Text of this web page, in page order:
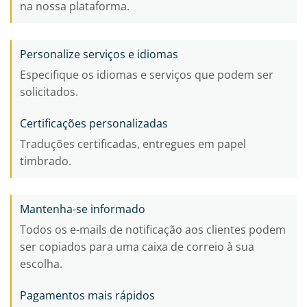
na nossa plataforma.
Personalize serviços e idiomas
Especifique os idiomas e serviços que podem ser
solicitados.
Certificações personalizadas
Traduções certificadas, entregues em papel
timbrado.
Mantenha-se informado
Todos os e-mails de notificação aos clientes podem
ser copiados para uma caixa de correio à sua
escolha.
Pagamentos mais rápidos